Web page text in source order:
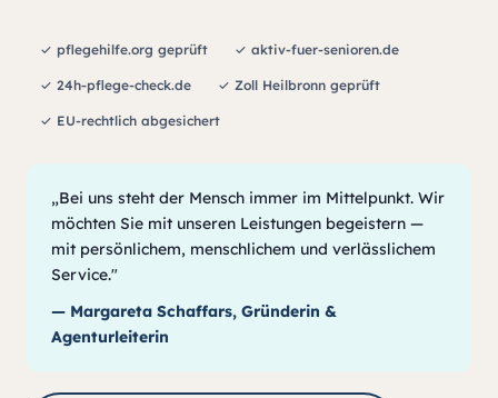
✓ pflegehilfe.org geprüft ✓ aktiv-fuer-senioren.de
✓ 24h-pflege-check.de ✓ Zoll Heilbronn geprüft
✓ EU-rechtlich abgesichert
„Bei uns steht der Mensch immer im Mittelpunkt. Wir
möchten Sie mit unseren Leistungen begeistern —
mit persönlichem, menschlichem und verlässlichem
Service."
— Margareta Schaffars, Gründerin &
Agenturleiterin